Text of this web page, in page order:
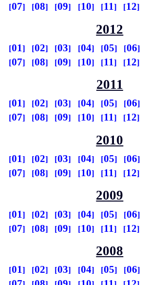
07
08 09 10 11 12
2012
01 02 03 04 05
06
07
08 09 10 11 12
2011
01 02 03 04 05
06
07
08 09 10 11 12
2010
01 02 03 04 05
06
07
08 09 10 11 12
2009
01 02 03 04 05
06
07
08 09 10 11 12
2008
01 02 03 04 05
06